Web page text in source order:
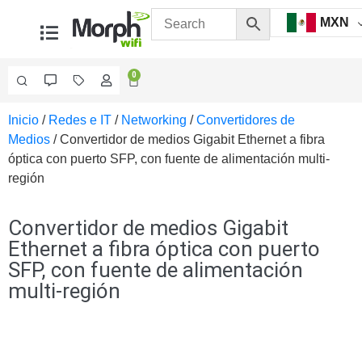
MXN
0
Videovigilancia
Accesorios
Generales
Accesorios
Accesorios
para
Computadora
y
Smartphones
Inicio / Redes e IT / Networking /Convertidores de
Medios / Convertidor de medios Gigabit Ethernet a fibra
óptica con puerto SFP, con fuente de alimentación multi-
región
Convertidor de medios Gigabit
Ethernet a fibra óptica con puerto
SFP, con fuente de alimentación
multi-región